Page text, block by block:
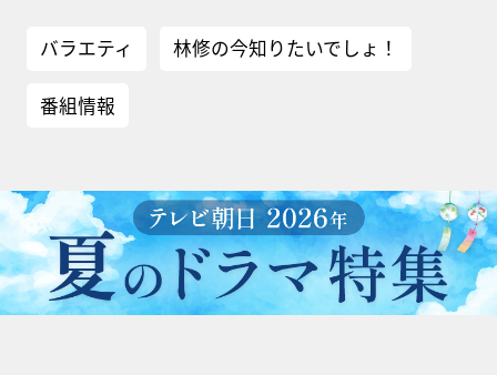
バラエティ 林修の今知りたいでしょ！
番組情報